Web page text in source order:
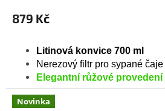
879 Kč
Litinová konvice 700 ml
Nerezový filtr pro sypané čaje
Elegantní růžové provedení
Novinka